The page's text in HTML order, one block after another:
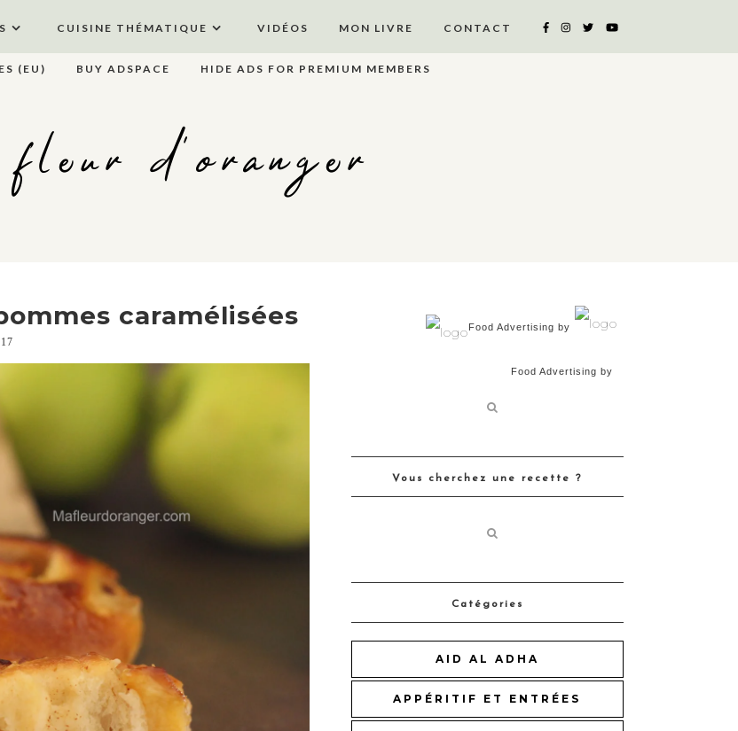
CUISINE THÉMATIQUE VIDÉOS MON LIVRE CONTACT
(EU) BUY ADSPACE HIDE ADS FOR PREMIUM MEMBERS
d'oranger
caramélisées Food Advertising by
Food Advertising by
Vous cherchez une recette ?
Catégories
AID AL ADHA
APPÉRITIF ET ENTRÉES